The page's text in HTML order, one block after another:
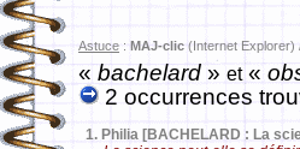
Astuce : MAJ-clic (Internet Explorer)
«bachelard » et«
2 occurrences
1. Philia [BACHELARD : La